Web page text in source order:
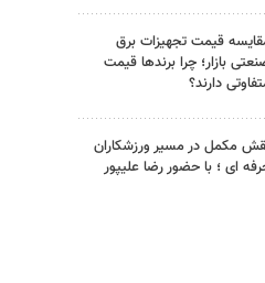
قیمت تجهیزات برق
بازار؛ چرا برندها قیمت
دارند؟
مکمل در مسیر ورزشکاران
ای ؛ با حضور رضا علیپور